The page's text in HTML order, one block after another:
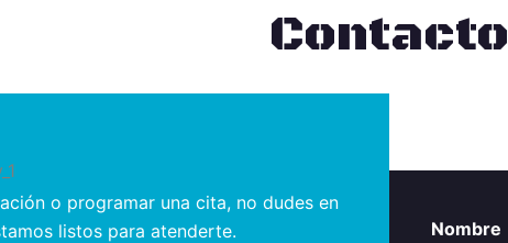
Contacto
o programar una cita, no dudes en
listos para atenderte.